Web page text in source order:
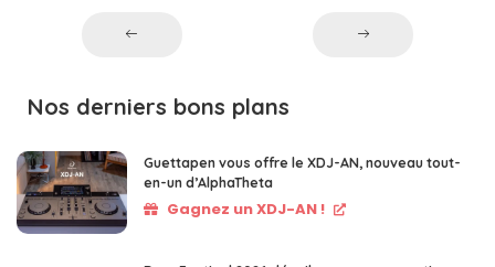
Nos derniers bons plans
Guettapen vous offre le XDJ-AN, nouveau tout-
en-un d’AlphaTheta
Gagnez un XDJ-AN !